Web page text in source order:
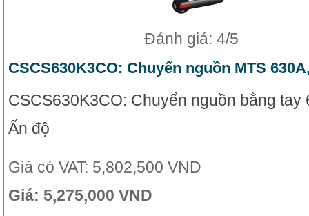
Đánh giá: 4/5
CSCS630K3CO: Chuyển nguồn MTS
CSCS630K3CO: Chuyển nguồn bằng tay
Ấn độ
Giá có VAT: 5,802,500 VND
Giá: 5,275,000 VND